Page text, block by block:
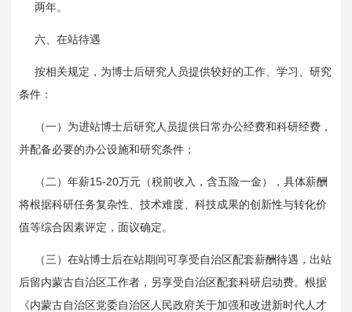
两年。
六、在站待遇
按相关规定，为博士后研究人员提供较好的工作、学习、研究
条件：
（一）为进站博士后研究人员提供日常办公经费和科研经费，
并配备必要的办公设施和研究条件；
（二）年薪15-20万元（税前收入，含五险一金），具体薪酬
将根据科研任务复杂性、技术难度、科技成果的创新性与转化价
值等综合因素评定，面议确定。
（三）在站博士后在站期间可享受自治区配套薪酬待遇，出站
后留内蒙古自治区工作者，另享受自治区配套科研启动费。根据
《内蒙古自治区党委自治区人民政府关于加强和改进新时代人才